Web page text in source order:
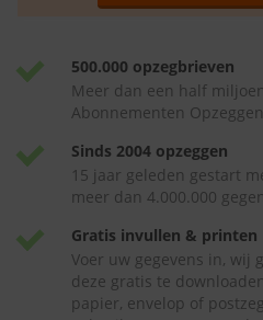
500.000 opzegbrieven
Meer dan een half
Abonnementen Opzeggen
Sinds 2004 opzeggen
15 jaar geleden gestart
meer dan 4.000.000
Gratis invullen & printen
Voer uw gegevens in, wij
deze gratis te
papier, envelop of